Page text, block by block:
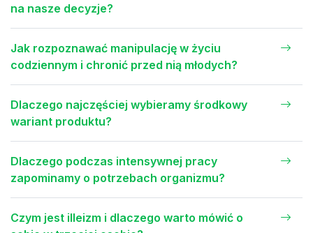
na nasze decyzje?
Jak rozpoznawać manipulację w życiu
codziennym i chronić przed nią młodych?
Dlaczego najczęściej wybieramy środkowy
wariant produktu?
Dlaczego podczas intensywnej pracy
zapominamy o potrzebach organizmu?
Czym jest illeizm i dlaczego warto mówić o